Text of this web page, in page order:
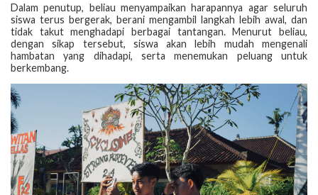
Dalam penutup, beliau menyampaikan harapannya agar seluruh
siswa terus bergerak, berani mengambil langkah lebih awal, dan
tidak takut menghadapi berbagai tantangan. Menurut beliau,
dengan sikap tersebut, siswa akan lebih mudah mengenali
hambatan yang dihadapi, serta menemukan peluang untuk
berkembang.